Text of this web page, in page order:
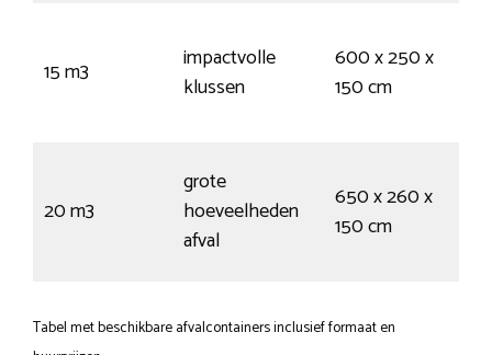
15 m3
impactvolle
klussen
600 x 250 x
150 cm
20 m3
grote
hoeveelheden
afval
650 x 260 x
150 cm
Tabel met beschikbare afvalcontainers inclusief formaat en